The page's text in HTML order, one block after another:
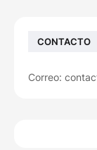
CONTACTO
Correo: